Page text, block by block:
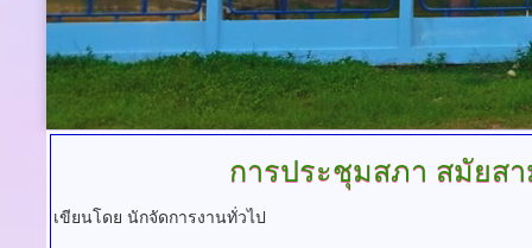
การประชุมสภา สมัยส
เขียนโดย นักจัดการงานทั่วไป